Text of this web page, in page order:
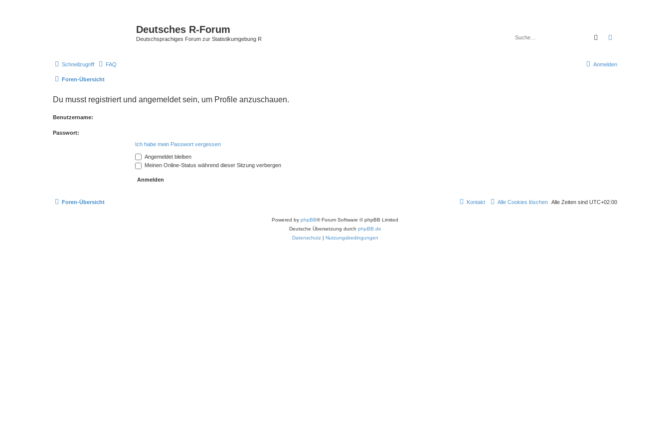
Deutsches R-Forum
Deutschsprachiges Forum zur Statistikumgebung R Suche
Schnellzugriff FAQ Anmelden
Foren-Übersicht
Du musst registriert und angemeldet sein, um Profile anzuschauen.
Benutzername:
Passwort:
Ich habe mein Passwort vergessen
Angemeldet bleiben
Meinen Online-Status während dieser Sitzung verbergen
Foren-Übersicht Alle Zeiten sind UTC+02:00
Alle Cookies löschen
Kontakt
Powered by phpBB® Forum Software © phpBB Limited
Deutsche Übersetzung durch phpBB.de
Datenschutz| Nutzungsbedingungen